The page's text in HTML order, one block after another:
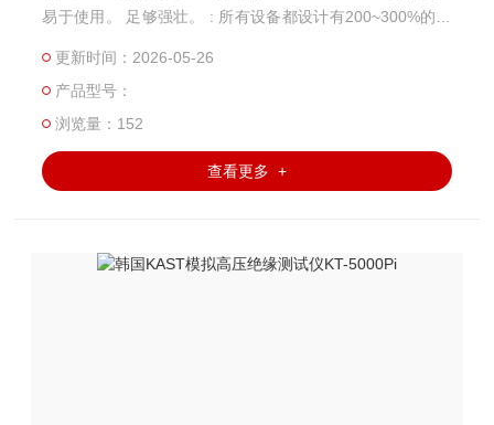
易于使用。 足够强壮。 : 所有设备都设计有200~300%的备
所有产品的同时，也提供校准证书报告。
更新时间：2026-05-26
产品型号：
浏览量：152
查看更多 +